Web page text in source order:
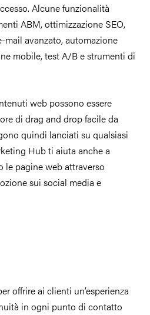
Alcune funzionalità
ABM, ottimizzazione SEO,
mail avanzato, automazione
mobile, test A/B e strumenti di
web possono essere
di drag and drop facile da
quindi lanciati su qualsiasi
Hub ti aiuta anche a
le pagine web attraverso
sui social media e
offrire ai clienti un’esperienza
in ogni punto di contatto